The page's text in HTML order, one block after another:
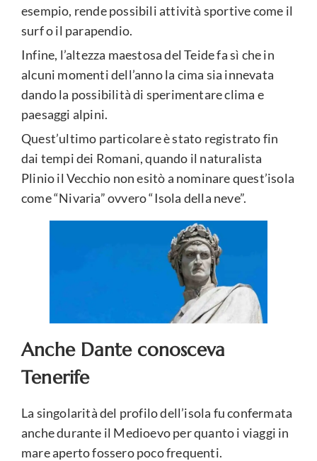
esempio, rende possibili attività sportive come il
surf o il parapendio.
Infine, l’altezza maestosa del Teide fa sì che in
alcuni momenti dell’anno la cima sia innevata
dando la possibilità di sperimentare clima e
paesaggi alpini.
Quest’ultimo particolare è stato registrato fin
dai tempi dei Romani, quando il naturalista
Plinio il Vecchio non esitò a nominare quest’isola
come “Nivaria” ovvero “Isola della neve”.
Anche Dante conosceva
Tenerife
La singolarità del profilo dell’isola fu confermata
anche durante il Medioevo per quanto i viaggi in
mare aperto fossero poco frequenti.